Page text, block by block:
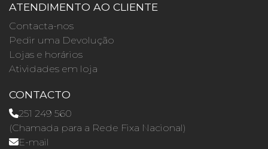
ATENDIMENTO AO CLIENTE
Contacta-nos
Pedir uma Devolução
Lojas e horários
Atividades em loja
CONTACTO
251 249 560
(Chamada para a Rede Fixa Nacional)
E-mail